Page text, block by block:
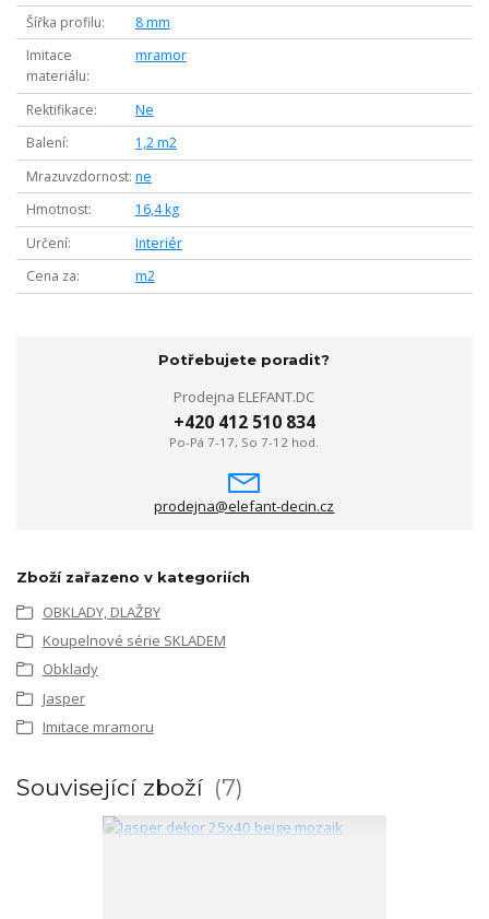
Šířka profilu
8 mm
Imitace
materiálu
mramor
Rektifikace
Ne
Balení
1,2 m2
Mrazuvzdornost ne
Hmotnost
16,4 kg
Určení
Interiér
Cena za
m2
Potřebujete poradit?
Prodejna ELEFANT.DC
+420 412 510 834
Po-Pá 7-17, So 7-12 hod.
prodejna@elefant-decin.cz
Zboží zařazeno v kategoriích
OBKLADY, DLAŽBY
Koupelnové série SKLADEM
Obklady
Jasper
Imitace mramoru
Související zboží 7